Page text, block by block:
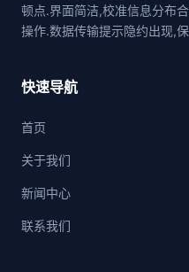
顿点.界面简洁,校准信息分布
操作.数据传输提示隐约出现,
快速导航
首页
关于我们
新闻中心
联系我们